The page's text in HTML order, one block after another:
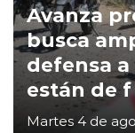
Avanza
busca
defensa
están de
Martes 4 de